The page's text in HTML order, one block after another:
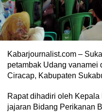
Kabarjournalist.com –
petambak Udang vanamei
Ciracap, Kabupaten
Rapat dihadiri oleh
jajaran Bidang Perikanan